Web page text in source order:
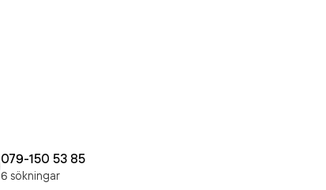
079-150 53 85
6 sökningar